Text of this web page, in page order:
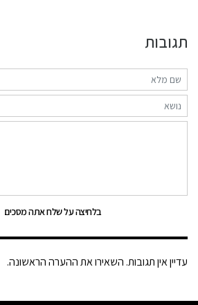
תגובות
בלחיצה על שלח אתה מסכים
עדיין אין תגובות. השאירו את ההערה הראשונה.